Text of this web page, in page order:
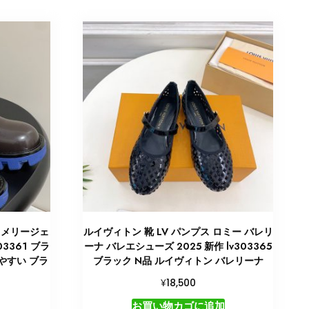
リージェ
ブラ
すい ブラ
ルイヴィトン 靴 LV パンプス ロミー バレリ
ーナ バレエシューズ 2025 新作 lv303365
ブラック N品 ルイヴィトン バレリーナ
¥18,500
お買い物カゴに追加